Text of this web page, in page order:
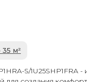
м²
S/1U25SHP1FRA